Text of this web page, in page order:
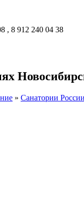
, 8 912 240 04 38
» Санатории